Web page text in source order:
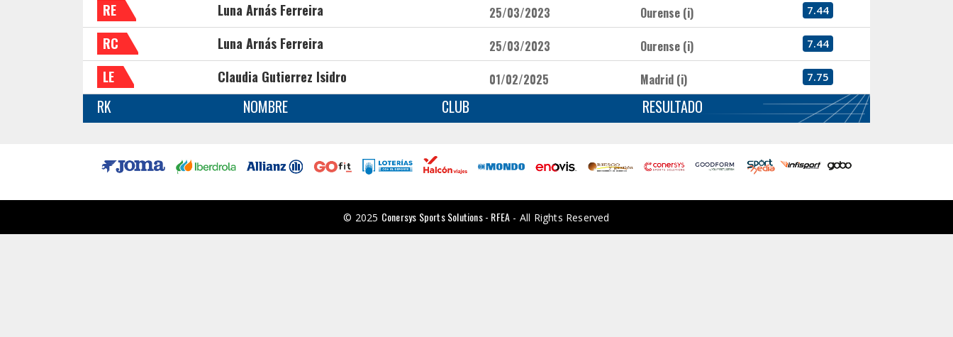
RE Luna Arnás Ferreira 25/03/2023 Ourense (i) 7.44
RC Luna Arnás Ferreira 25/03/2023 Ourense (i) 7.44
LE Claudia Gutierrez Isidro 01/02/2025 Madrid (i) 7.75
RK NOMBRE CLUB RESULTADO
© 2025 Conersys Sports Solutions - RFEA - All Rights Reserved